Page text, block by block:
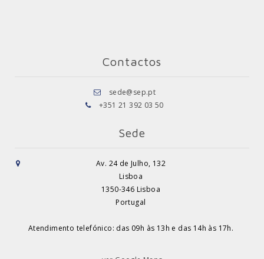
Contactos
sede@sep.pt
+351 21 392 03 50
Sede
Av. 24 de Julho, 132
Lisboa
1350-346 Lisboa
Portugal
Atendimento telefónico: das 09h às 13h e das 14h às 17h.